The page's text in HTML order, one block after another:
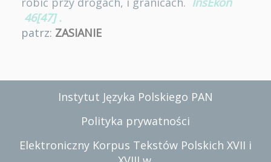
46[47] .
patrz: ZASIANIE
Instytut Języka Polskiego PAN
Polityka prywatności
Elektroniczny Korpus Tekstów Polskich XVII i